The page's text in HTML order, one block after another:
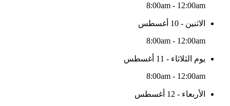
8:00am - 12:00am
الاثنين - 10 أغسطس
8:00am - 12:00am
يوم الثلاثاء - 11 أغسطس
8:00am - 12:00am
الأربعاء - 12 أغسطس